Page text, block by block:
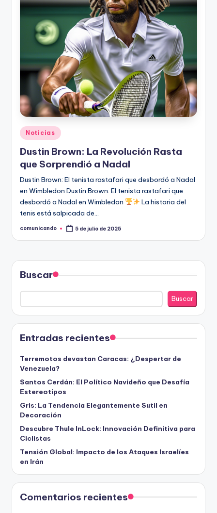
Publicado
en
Noticias
Dustin Brown: La Revolución Rasta
que Sorprendió a Nadal
Dustin Brown: El tenista rastafari que desbordó a Nadal
en Wimbledon Dustin Brown: El tenista rastafari que
desbordó a Nadal en Wimbledon
La historia del
tenis está salpicada de…
Publicado
comunicando 5 de julio de 2025
Buscar
Buscar
Entradas recientes
Terremotos devastan Caracas: ¿Despertar de
Venezuela?
Santos Cerdán: El Político Navideño que Desafía
Estereotipos
Gris: La Tendencia Elegantemente Sutil en
Decoración
Descubre Thule InLock: Innovación Definitiva para
Ciclistas
Tensión Global: Impacto de los Ataques Israelíes
en Irán
Comentarios recientes